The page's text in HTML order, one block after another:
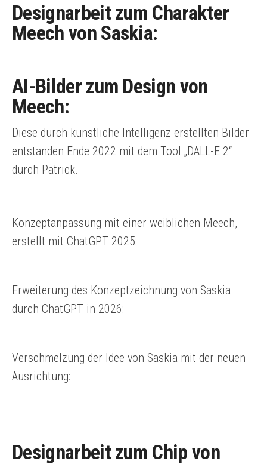
Designarbeit zum Charakter
Meech von Saskia:
AI-Bilder zum Design von
Meech:
Diese durch künstliche Intelligenz erstellten Bilder
entstanden Ende 2022 mit dem Tool „DALL-E 2“
durch Patrick.
Konzeptanpassung mit einer weiblichen Meech,
erstellt mit ChatGPT 2025:
Erweiterung des Konzeptzeichnung von Saskia
durch ChatGPT in 2026:
Verschmelzung der Idee von Saskia mit der neuen
Ausrichtung:
Designarbeit zum Chip von